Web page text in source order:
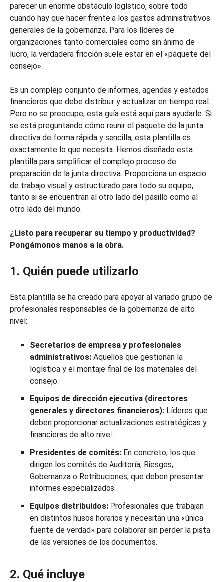
parecer un enorme obstáculo logístico, sobre todo
cuando hay que hacer frente a los gastos administrativos
generales de la gobernanza. Para los líderes de
organizaciones tanto comerciales como sin ánimo de
lucro, la verdadera fricción suele estar en el «paquete del
consejo».
Es un complejo conjunto de informes, agendas y estados
financieros que debe distribuir y actualizar en tiempo real.
Pero no se preocupe, esta guía está aquí para ayudarle. Si
se está preguntando cómo reunir el paquete de la junta
directiva de forma rápida y sencilla, esta plantilla es
exactamente lo que necesita. Hemos diseñado esta
plantilla para simplificar el complejo proceso de
preparación de la junta directiva. Proporciona un espacio
de trabajo visual y estructurado para todo su equipo,
tanto si se encuentran al otro lado del pasillo como al
otro lado del mundo.
¿Listo para recuperar su tiempo y productividad?
Pongámonos manos a la obra.
1. Quién puede utilizarlo
Esta plantilla se ha creado para apoyar al variado grupo de
profesionales responsables de la gobernanza de alto
nivel:
Secretarios de empresa y profesionales
administrativos: Aquellos que gestionan la
logística y el montaje final de los materiales del
consejo.
Equipos de dirección ejecutiva (directores
generales y directores financieros): Líderes que
deben proporcionar actualizaciones estratégicas y
financieras de alto nivel.
Presidentes de comités: En concreto, los que
dirigen los comités de Auditoría, Riesgos,
Gobernanza o Retribuciones, que deben presentar
informes especializados.
Equipos distribuidos: Profesionales que trabajan
en distintos husos horarios y necesitan una «única
fuente de verdad» para colaborar sin perder la pista
de las versiones de los documentos.
2. Qué incluye